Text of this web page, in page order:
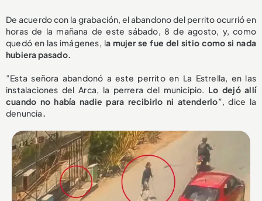
De acuerdo con la grabación, el abandono del perrito ocurrió en
horas de la mañana de este sábado, 8 de agosto, y, como
quedó en las imágenes, la mujer se fue del sitio como si nada
hubiera pasado.
”Esta señora abandonó a este perrito en La Estrella, en las
instalaciones del Arca, la perrera del municipio. Lo dejó allí
cuando no había nadie para recibirlo ni atenderlo”, dice la
denuncia.